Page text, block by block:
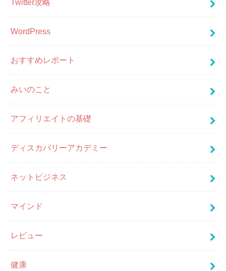
Twitter攻略
WordPress
おすすめレポート
みいのこと
アフィリエイトの基礎
ディスカバリーアカデミー
ネットビジネス
マインド
レビュー
健康